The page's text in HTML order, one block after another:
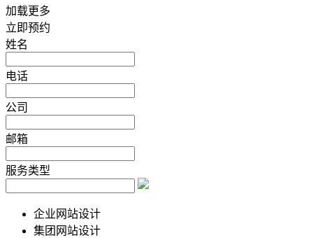
加载更多
立即预约
姓名
电话
公司
邮箱
服务类型
企业网站设计
集团网站设计